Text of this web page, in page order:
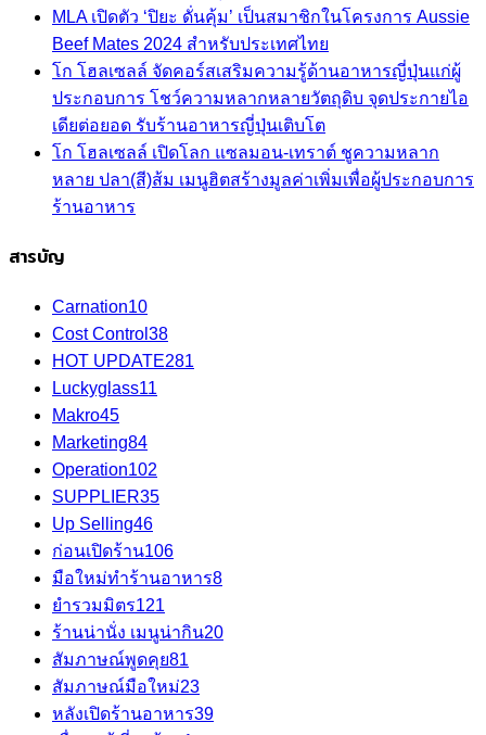
MLA เปิดตัว ‘ปิยะ ดั่นคุ้ม’ เป็นสมาชิกในโครงการ Aussie
Beef Mates 2024 สำหรับประเทศไทย
โก โฮลเซลล์ จัดคอร์สเสริมความรู้ด้านอาหารญี่ปุ่นแก่ผู้
ประกอบการ โชว์ความหลากหลายวัตถุดิบ จุดประกายไอ
เดียต่อยอด รับร้านอาหารญี่ปุ่นเติบโต
โก โฮลเซลล์ เปิดโลก แซลมอน-เทราต์ ชูความหลาก
หลาย ปลา(สี)ส้ม เมนูฮิตสร้างมูลค่าเพิ่มเพื่อผู้ประกอบการ
ร้านอาหาร
สารบัญ
Carnation10
Cost Control 38
HOT UPDATE281
Luckyglass11
Makro45
Marketing84
Operation102
SUPPLIER35
Up Selling46
ก่อนเปิดร้าน106
มือใหม่ทำร้านอาหาร8
ยำรวมมิตร121
ร้านน่านั่ง เมนูน่ากิน20
สัมภาษณ์พูดคุย81
สัมภาษณ์มือใหม่23
หลังเปิดร้านอาหาร39